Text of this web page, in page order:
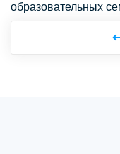
образовательных